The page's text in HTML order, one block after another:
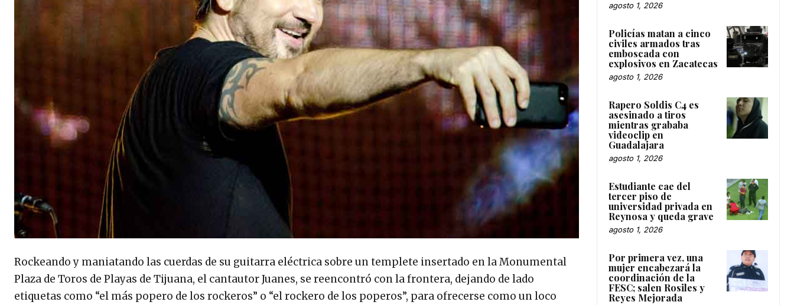
Rockeando y maniatando las cuerdas de su guitarra eléctrica sobre un templete insertado en la Monumental
Plaza de Toros de Playas de Tijuana, el cantautor Juanes, se reencontró con la frontera, dejando de lado
etiquetas como “el más popero de los rockeros” o “el rockero de los poperos”, para ofrecerse como un loco
agosto 1, 2026
Policías matan a cinco
civiles armados tras
emboscada con
explosivos en Zacatecas
agosto 1, 2026
Rapero Soldis C4 es
asesinado a tiros
mientras grababa
videoclip en
Guadalajara
agosto 1, 2026
Estudiante cae del
tercer piso de
universidad privada en
Reynosa y queda grave
agosto 1, 2026
Por primera vez, una
mujer encabezará la
coordinación de la
FESC; salen Rosiles y
Reyes Mejorada